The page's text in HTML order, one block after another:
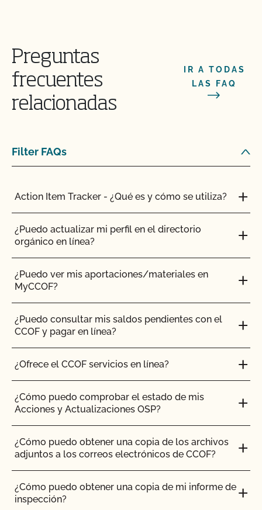
Preguntas
frecuentes
relacionadas
IR A TODAS
LAS FAQ
Filter FAQs
Action Item Tracker - ¿Qué es y cómo se utiliza?
¿Puedo actualizar mi perfil en el directorio
orgánico en línea?
¿Puedo ver mis aportaciones/materiales en
MyCCOF?
¿Puedo consultar mis saldos pendientes con el
CCOF y pagar en línea?
¿Ofrece el CCOF servicios en línea?
¿Cómo puedo comprobar el estado de mis
Acciones y Actualizaciones OSP?
¿Cómo puedo obtener una copia de los archivos
adjuntos a los correos electrónicos de CCOF?
¿Cómo puedo obtener una copia de mi informe de
inspección?